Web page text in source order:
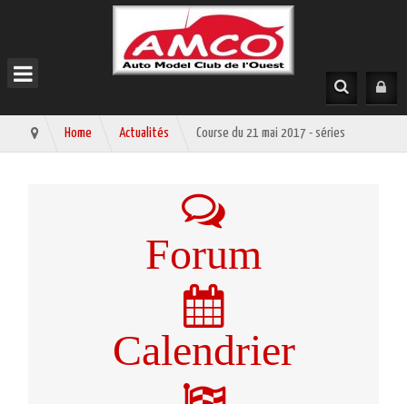
Home Actualités Course du 21 mai 2017 - séries
Forum
Calendrier